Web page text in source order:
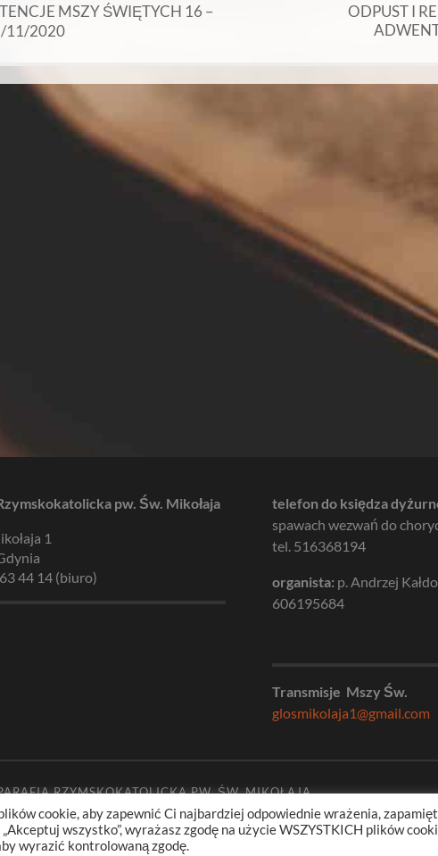
MSZY ŚWIĘTYCH 16 –
11/2020
ODPUST I
pw. Św. Mikołaja
1
44 14 (biuro)
telefon do księdza
spawach wezwań do
tel. 516368194
organista: p. Andrzej
606195684
Transmisje Mszy Św.
glosmikolaja1@gmail.com
RZYMSKOKATOLICKA PW. ŚW. MIKOŁAJA
cookie, aby zapewnić Ci najbardziej odpowiednie wrażenia,
wszystko”, wyrażasz zgodę na użycie WSZYSTKICH plików
wyrazić kontrolowaną zgodę.